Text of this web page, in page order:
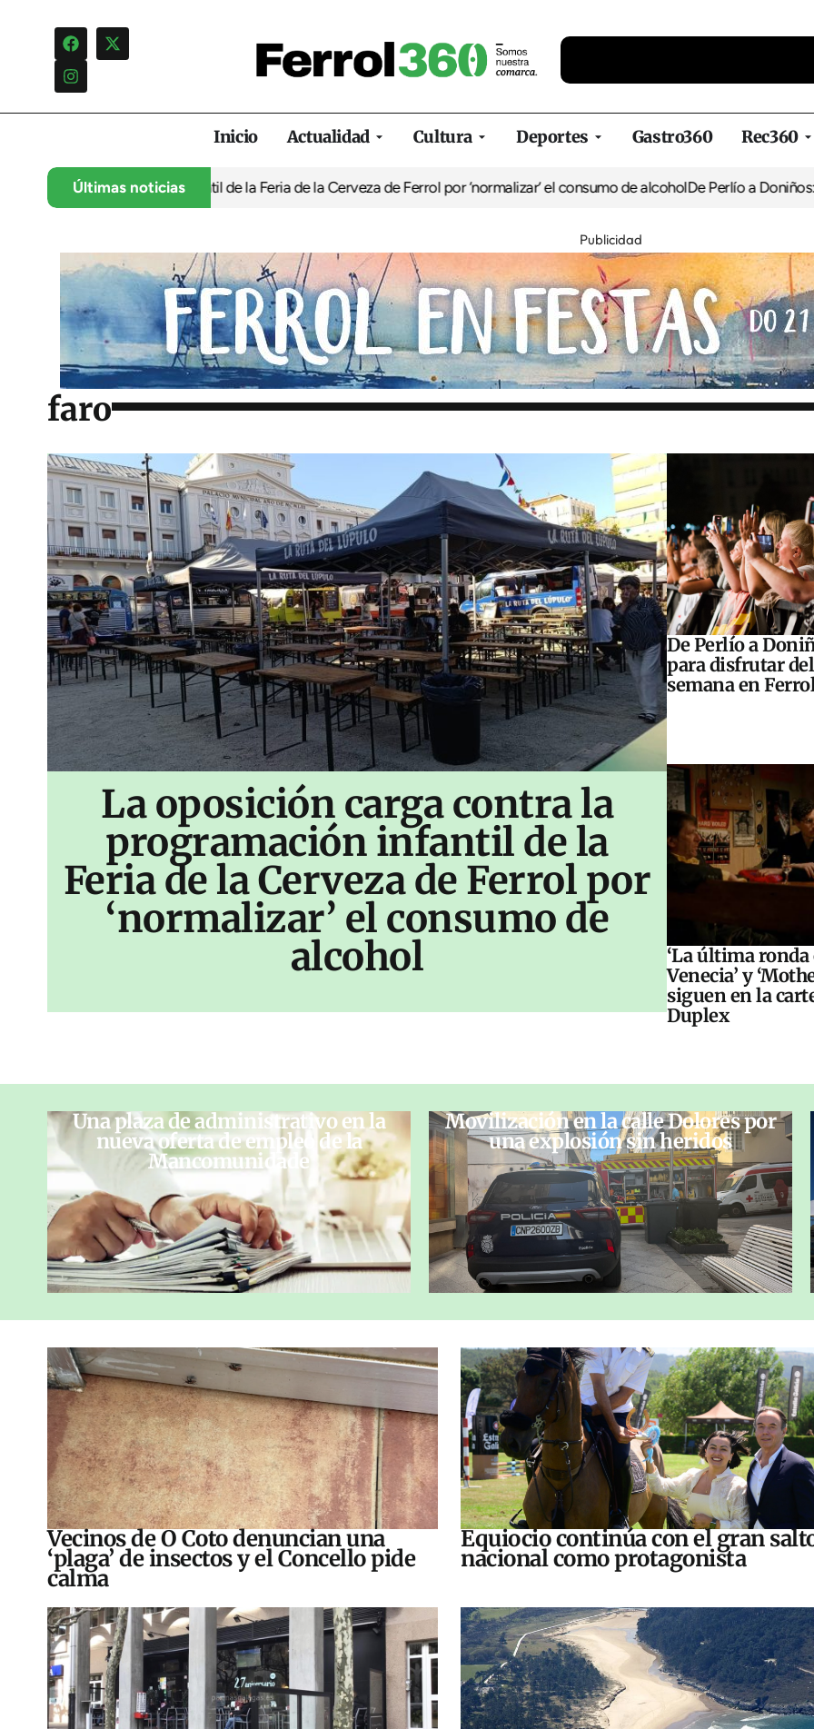
Inicio Actualidad Cultura Deportes Gastro360 Rec360
Últimas noticias
infantil de la Feria de la Cerveza de Ferrol por ‘normalizar’ el consumo de alcoholDe Perlío a Doniños: guía para
Publicidad
faro
La oposición carga contra la
programación infantil de la
Feria de la Cerveza de Ferrol por
‘normalizar’ el consumo de
alcohol
De Perlío a
para disfrutar
semana en
‘La última ronda
Venecia’ y
siguen en la
Duplex
Una plaza de administrativo en la
nueva oferta de empleo de la
Mancomunidade
Movilización en la calle Dolores por
una explosión sin heridos
Vecinos de O Coto denuncian una
‘plaga’ de insectos y el Concello pide
calma
Equiocio continúa con el gran
nacional como protagonista